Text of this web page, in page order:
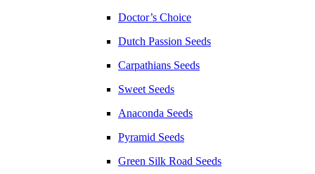
Doctor’s Choice
Dutch Passion Seeds
Carpathians Seeds
Sweet Seeds
Anaconda Seeds
Pyramid Seeds
Green Silk Road Seeds